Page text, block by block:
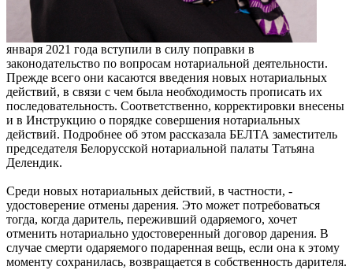
января 2021 года вступили в силу поправки в
законодательство по вопросам нотариальной деятельности.
Прежде всего они касаются введения новых нотариальных
действий, в связи с чем была необходимость прописать их
последовательность. Соответственно, корректировки внесены
и в Инструкцию о порядке совершения нотариальных
действий. Подробнее об этом рассказала БЕЛТА заместитель
председателя Белорусской нотариальной палаты Татьяна
Делендик.
Среди новых нотариальных действий, в частности, -
удостоверение отмены дарения. Это может потребоваться
тогда, когда даритель, переживший одаряемого, хочет
отменить нотариально удостоверенный договор дарения. В
случае смерти одаряемого подаренная вещь, если она к этому
моменту сохранилась, возвращается в собственность дарителя.